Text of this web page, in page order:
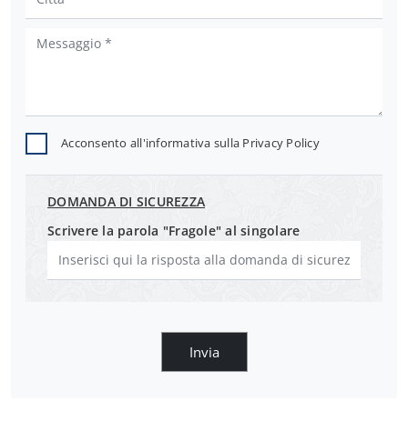
Acconsento all'informativa sulla Privacy Policy
DOMANDA DI SICUREZZA
Scrivere la parola "Fragole" al singolare
Invia